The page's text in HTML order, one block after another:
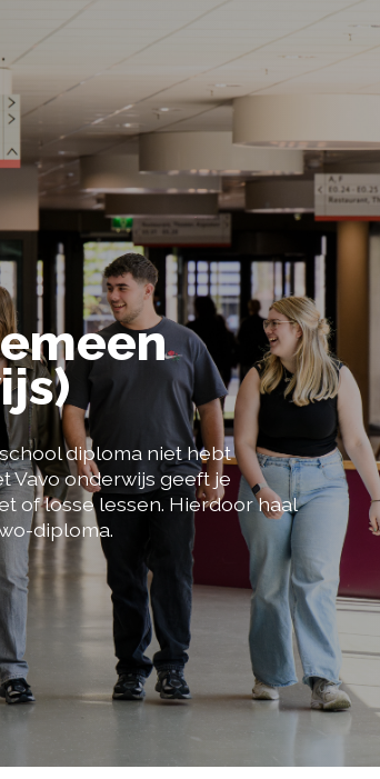
volgen?
uit?
Voor wie is vavo?
Onze succesverhalen
diploma niet hebt
Vavo onderwijs geeft je
of losse lessen. Hierdoor haal
diploma.